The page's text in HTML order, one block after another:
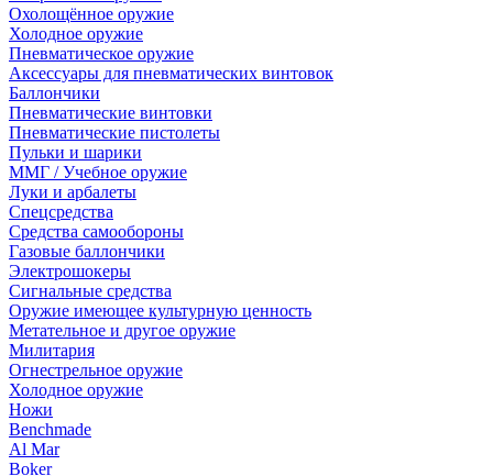
Охолощённое оружие
Холодное оружие
Пневматическое оружие
Аксессуары для пневматических винтовок
Баллончики
Пневматические винтовки
Пневматические пистолеты
Пульки и шарики
ММГ / Учебное оружие
Луки и арбалеты
Спецсредства
Средства самообороны
Газовые баллончики
Электрошокеры
Сигнальные средства
Оружие имеющее культурную ценность
Метательное и другое оружие
Милитария
Огнестрельное оружие
Холодное оружие
Ножи
Benchmade
Al Mar
Boker